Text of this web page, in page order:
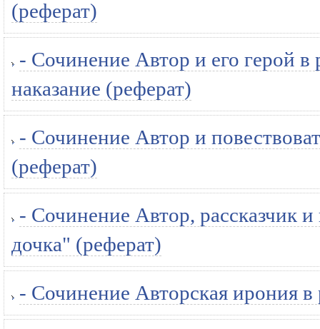
(реферат)
- Сочинение Автор и его герой
наказание (реферат)
- Сочинение Автор и
(реферат)
- Сочинение Автор, рассказчик
дочка" (реферат)
- Сочинение Авторская ирония